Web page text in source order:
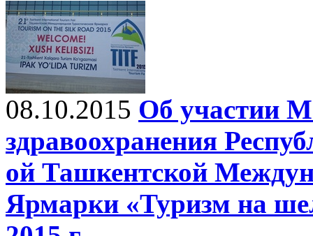
08.10.2015 Об участии
здравоохранения
ой Ташкентской
Ярмарки «Туризм на